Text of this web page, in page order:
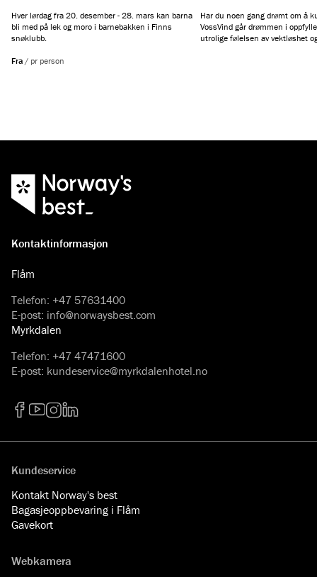
Hver lørdag fra 20. desember - 28. mars kan barna
bli med på lek og moro i barnebakken i Finns
snøklubb.
Fra / pr person
Har du noen gang drømt om å
VossVind går drømmen i
utrolige følelsen av vektløshet
Kontaktinformasjon
Flåm
Telefon: +47 57631400
E-post: info@norwaysbest.com
Myrkdalen
Telefon: +47 47471600
E-post: kundeservice@myrkdalenhotel.no
Kundeservice
Kontakt Norway's best
Bagasjeoppbevaring i Flåm
Gavekort
Webkamera